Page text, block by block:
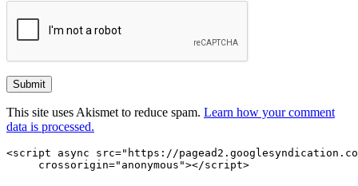
This site uses Akismet to reduce spam. Learn how your comment
data is processed.
<script async src="https://
     crossorigin="anonymous"></script>